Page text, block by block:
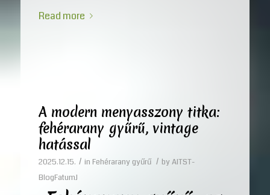
Read more
A modern menyasszony titka:
fehérarany gyűrű, vintage
hatással
2025.12.15. / in Fehérarany gyűrű / by AITST-
BlogFatumJ